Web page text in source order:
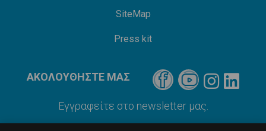
SiteMap
Press kit
ΑΚΟΛΟΥΘΗΣΤΕ ΜΑΣ
Εγγραφείτε στο newsletter μας.